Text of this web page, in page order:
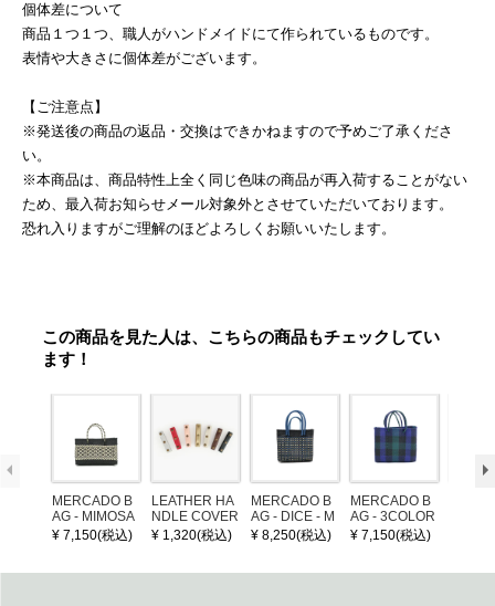
個体差について
商品１つ１つ、職人がハンドメイドにて作られているものです。
表情や大きさに個体差がございます。
【ご注意点】
※発送後の商品の返品・交換はできかねますので予めご了承くださ
い。
※本商品は、商品特性上全く同じ色味の商品が再入荷することがない
ため、最入荷お知らせメール対象外とさせていただいております。
恐れ入りますがご理解のほどよろしくお願いいたします。
この商品を見た人は、こちらの商品もチェックしてい
ます！
MERCADO B
AG - MIMOSA
- Black / Crea
¥ 7,150(税込)
LEATHER HA
NDLE COVER
¥ 1,320(税込)
MERCADO B
AG - DICE - M
OSAIC - Black
¥ 8,250(税込)
MERCADO B
AG - 3COLOR
S CHECK - Bl
¥ 7,150(税込)